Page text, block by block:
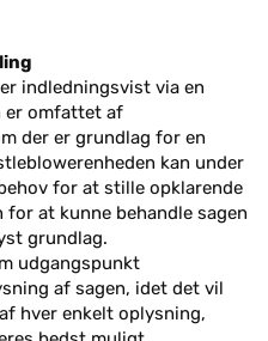
indledningsvist via en
er omfattet af
der er grundlag for en
kan under
for at stille opklarende
at kunne behandle sagen
grundlag.
udgangspunkt
af sagen, idet det vil
hver enkelt oplysning,